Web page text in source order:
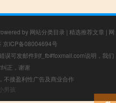
by 网站分类目录 | 精选推荐文章 | 网
京ICP备08004694号
误可发邮件到f_fb#foxmail.com说明，我们
正，谢谢
不接盈利性广告及商业合作
男孩